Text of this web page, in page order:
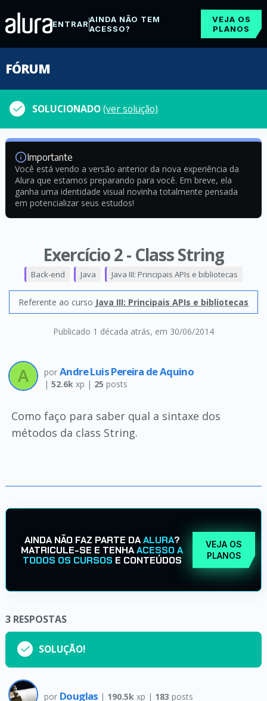
ENTRARAINDA NÃO TEM
ACESSO?
VEJA OS
PLANOS
FÓRUM
SOLUCIONADO(ver solução)
Importante
Você está vendo a versão anterior da nova experiência da
Alura que estamos preparando para você. Em breve, ela
ganha uma identidade visual novinha totalmente pensada
em potencializar seus estudos!
Exercício 2 - Class String
Publicado 1 década atrás, em 30/06/2014
Back-end Java Java III: Principais APIs e bibliotecas
Referente ao curso Java III: Principais APIs e bibliotecas
por Andre Luis Pereira de Aquino
| 52.6kxp | 25 posts
Como faço para saber qual a sintaxe dos
métodos da class String.
AINDA NÃO FAZ PARTE DAALURA?
MATRICULE-SE E TENHAACESSO A
TODOS OS CURSOS E CONTEÚDOS
VEJA OS
PLANOS
3 RESPOSTAS
SOLUÇÃO!
por Douglas | 190.5k xp | 183 posts